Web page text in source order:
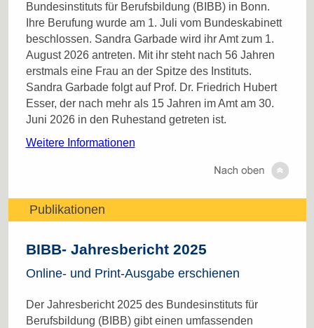
Bundesinstituts für Berufsbildung (BIBB) in Bonn.
Ihre Berufung wurde am 1. Juli vom Bundeskabinett
beschlossen. Sandra Garbade wird ihr Amt zum 1.
August 2026 antreten. Mit ihr steht nach 56 Jahren
erstmals eine Frau an der Spitze des Instituts.
Sandra Garbade folgt auf Prof. Dr. Friedrich Hubert
Esser, der nach mehr als 15 Jahren im Amt am 30.
Juni 2026 in den Ruhestand getreten ist.
Weitere Informationen
Publikationen
BIBB- Jahresbericht 2025
Online- und Print-Ausgabe erschienen
Der Jahresbericht 2025 des Bundesinstituts für
Berufsbildung (BIBB) gibt einen umfassenden